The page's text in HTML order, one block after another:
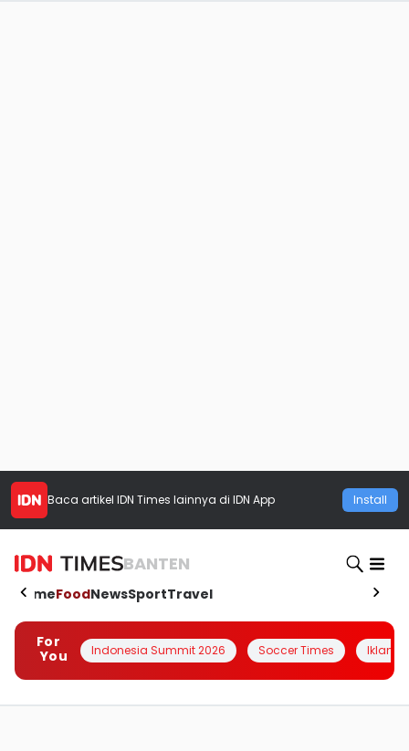
Baca artikel IDN Times lainnya di IDN App Install
BANTEN
HomeFoodNewsSportTravel
For
You
Indonesia Summit 2026 Soccer Times Iklanin